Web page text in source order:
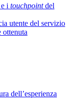
i touchpointdel
utente del servizio
ottenuta
dell’esperienza